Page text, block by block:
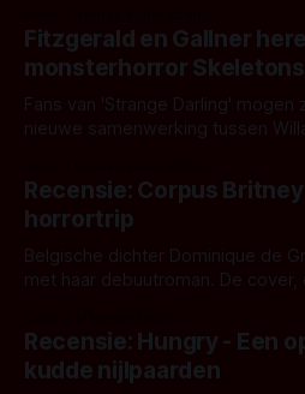
kille stijl vol folklore en mythe.
het het al raden?)... de weerwolf.
Fitzgerald en Gallner
monsterhorror Skeletons
Fans van 'Strange Darling'
nieuwe samenwerking tussen
'Skeletons', een nieuwe creature
opnames zijn gestart in Australië.
Recensie: Corpus
horrortrip
Belgische dichter Dominique de
met haar debuutroman. De cover,
achtergrond, belooft iets
iets ongrijpbaars. En dat maakt
waar.
Recensie: Hungry - Een
kudde nijlpaarden